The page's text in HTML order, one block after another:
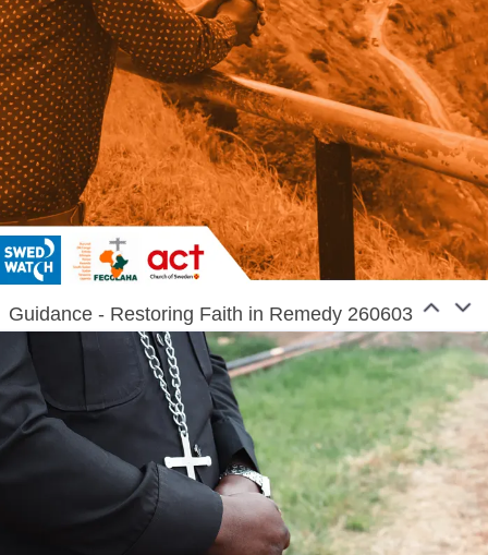
Guidance - Restoring Faith in Remedy 260603